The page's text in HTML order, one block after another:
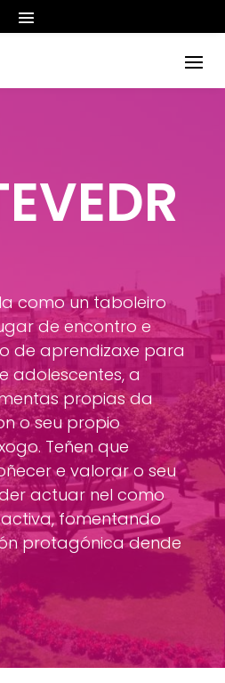
como un taboleiro
de encontro e
de aprendizaxe para
adolescentes, a
propias da
o seu propio
Teñen que
e valorar o seu
actuar nel como
fomentando
protagónica dende